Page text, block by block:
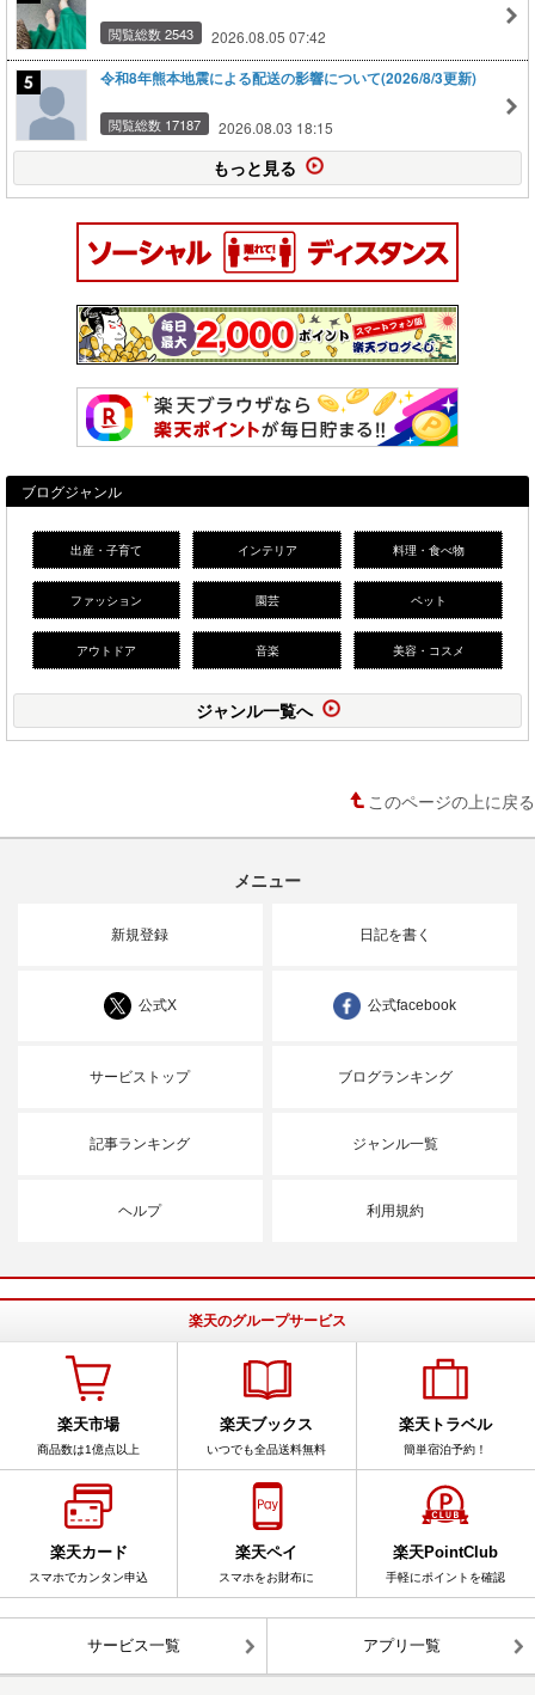
閲覧総数 2543 2026.08.05 07:42
令和8年熊本地震による配送の影響について(2026/8/3更新)
閲覧総数 17187 2026.08.03 18:15
もっと見る
ブログジャンル
出産・子育て インテリア 料理・食べ物
ファッション 園芸 ペット
アウトドア 音楽 美容・コスメ
ジャンル一覧へ
このページの上に戻る
メニュー
新規登録 日記を書く
公式X 公式facebook
サービストップ ブログランキング
記事ランキング ジャンル一覧
ヘルプ 利用規約
楽天のグループサービス
楽天市場
商品数は1億点以上
楽天ブックス
いつでも全品送料無料
楽天トラベル
簡単宿泊予約！
楽天カード
スマホでカンタン申込
楽天ペイ
スマホをお財布に
楽天PointClub
手軽にポイントを確認
サービス一覧 アプリ一覧